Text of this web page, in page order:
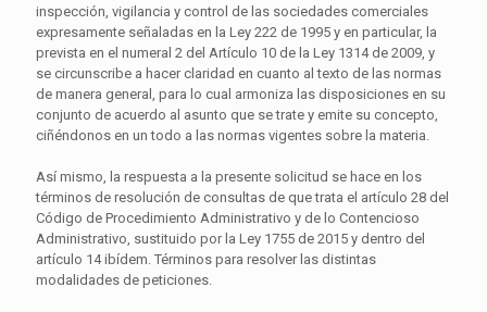
inspección, vigilancia y control de las sociedades comerciales
expresamente señaladas en la Ley 222 de 1995 y en particular, la
prevista en el numeral 2 del Artículo 10 de la Ley 1314 de 2009, y
se circunscribe a hacer claridad en cuanto al texto de las normas
de manera general, para lo cual armoniza las disposiciones en su
conjunto de acuerdo al asunto que se trate y emite su concepto,
ciñéndonos en un todo a las normas vigentes sobre la materia.
Así mismo, la respuesta a la presente solicitud se hace en los
términos de resolución de consultas de que trata el artículo 28 del
Código de Procedimiento Administrativo y de lo Contencioso
Administrativo, sustituido por la Ley 1755 de 2015 y dentro del
artículo 14 ibídem. Términos para resolver las distintas
modalidades de peticiones.